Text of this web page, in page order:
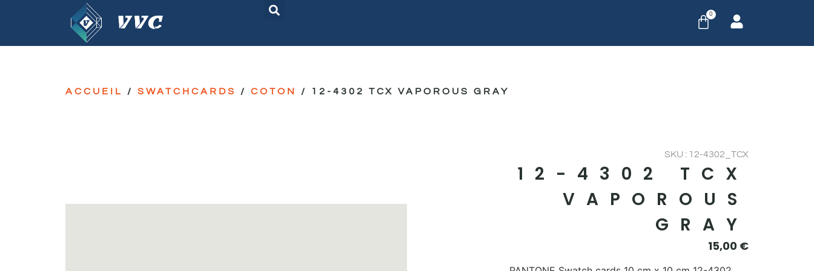
0
ACCUEIL / SWATCHCARDS / COTON / 12-4302 TCX VAPOROUS GRAY
SKU : 12-4302_TCX
12-4302 TCX
VAPOROUS
GRAY
15,00 €